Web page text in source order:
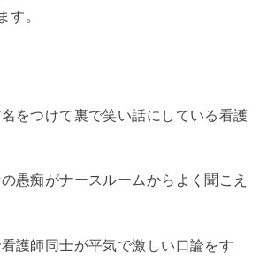
す。
名をつけて裏で笑い話にしている看護
の愚痴がナースルームからよく聞こえ
看護師同士が平気で激しい口論をす